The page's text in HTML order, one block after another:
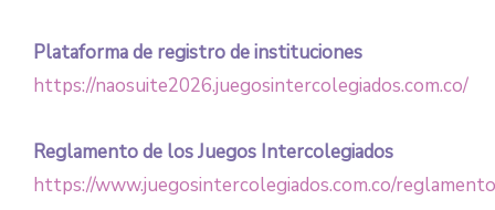
Plataforma de registro de instituciones
https://naosuite2026.juegosintercolegiados.com.co/
Reglamento de los Juegos Intercolegiados
https://www.juegosintercolegiados.com.co/reglamento